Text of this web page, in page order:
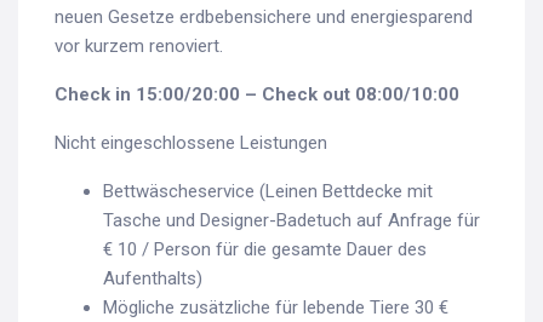
neuen Gesetze erdbebensichere und energiesparend
vor kurzem renoviert.
Check in 15:00/20:00 – Check out 08:00/10:00
Nicht eingeschlossene Leistungen
Bettwäscheservice (Leinen Bettdecke mit
Tasche und Designer-Badetuch auf Anfrage für
€ 10 / Person für die gesamte Dauer des
Aufenthalts)
Mögliche zusätzliche für lebende Tiere 30 €